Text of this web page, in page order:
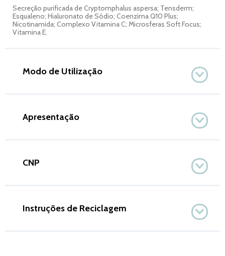
Secreção purificada de Cryptomphalus aspersa; Tensderm;
Esqualeno; Hialuronato de Sódio; Coenzima Q10 Plus;
Nicotinamida; Complexo Vitamina C; Microsferas Soft Focus;
Vitamina E.
Modo de Utilização
Apresentação
CNP
Instruções de Reciclagem